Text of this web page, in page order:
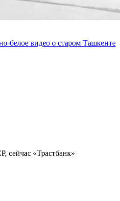
белое видео о старом Ташкенте
сейчас «Трастбанк»